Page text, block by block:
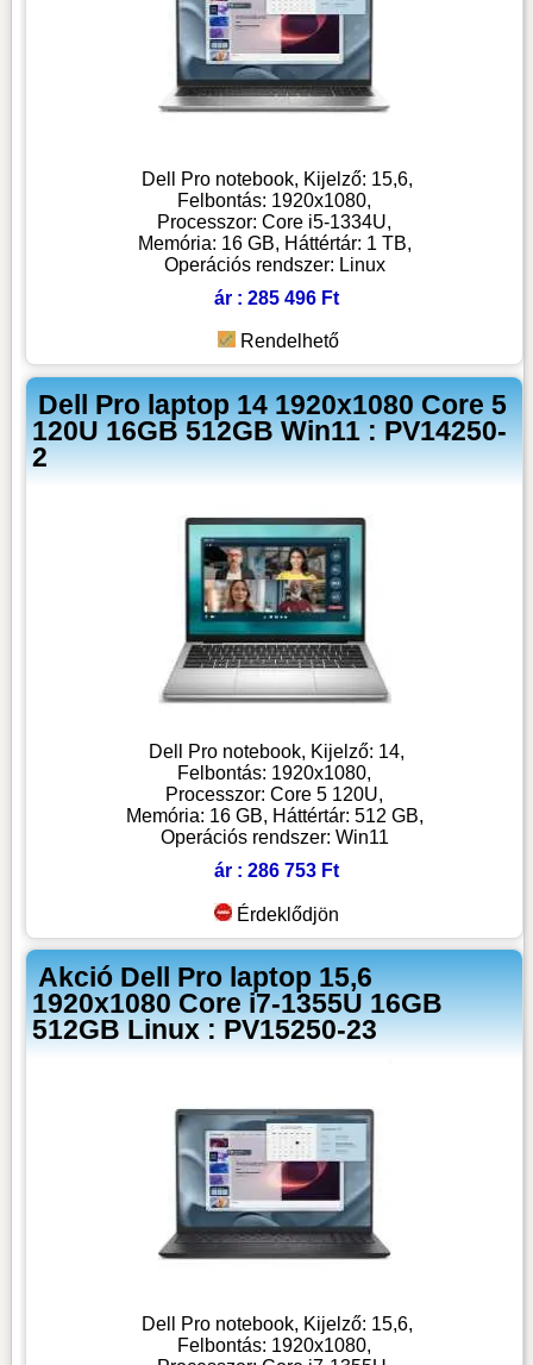
Dell Pro notebook, Kijelző: 15,6,
Felbontás: 1920x1080,
Processzor: Core i5-1334U,
Memória: 16 GB, Háttértár: 1 TB,
Operációs rendszer: Linux
ár : 285 496 Ft
Rendelhető
Dell Pro laptop 14 1920x1080 Core 5
120U 16GB 512GB Win11 : PV14250-
2
Dell Pro notebook, Kijelző: 14,
Felbontás: 1920x1080,
Processzor: Core 5 120U,
Memória: 16 GB, Háttértár: 512 GB,
Operációs rendszer: Win11
ár : 286 753 Ft
Érdeklődjön
Akció Dell Pro laptop 15,6
1920x1080 Core i7-1355U 16GB
512GB Linux : PV15250-23
Dell Pro notebook, Kijelző: 15,6,
Felbontás: 1920x1080,